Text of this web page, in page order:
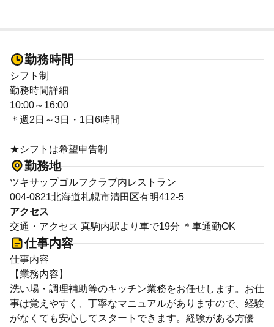
勤務時間
シフト制
勤務時間詳細
10:00～16:00
＊週2日～3日・1日6時間
★シフトは希望申告制
勤務地
ツキサップゴルフクラブ内レストラン
004-0821北海道札幌市清田区有明412-5
アクセス
交通・アクセス 真駒内駅より車で19分 ＊車通勤OK
仕事内容
仕事内容
【業務内容】
洗い場・調理補助等のキッチン業務をお任せします。お仕
事は覚えやすく、丁寧なマニュアルがありますので、経験
がなくても安心してスタートできます。経験がある方優